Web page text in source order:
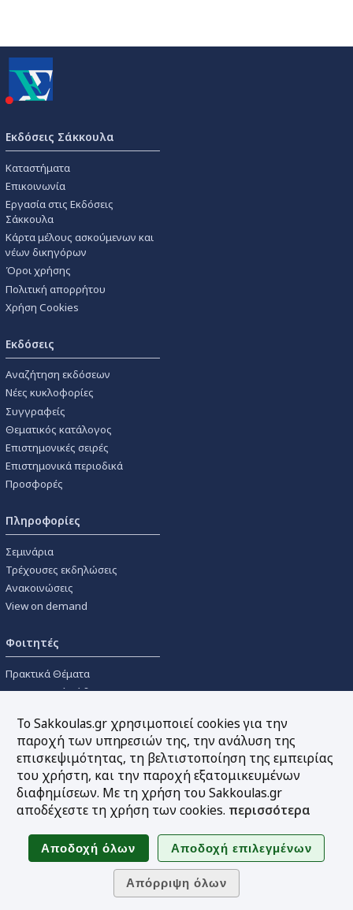
Εκδόσεις Σάκκουλα
Καταστήματα
Επικοινωνία
Εργασία στις Εκδόσεις
Σάκκουλα
Κάρτα μέλους ασκούμενων και
νέων δικηγόρων
Όροι χρήσης
Πολιτική απορρήτου
Χρήση Cookies
Εκδόσεις
Αναζήτηση εκδόσεων
Νέες κυκλοφορίες
Συγγραφείς
Θεματικός κατάλογος
Επιστημονικές σειρές
Επιστημονικά περιοδικά
Προσφορές
Πληροφορίες
Σεμινάρια
Τρέχουσες εκδηλώσεις
Ανακοινώσεις
View on demand
Φοιτητές
Πρακτικά Θέματα
Οικονομικοί Κώδικες
Συγγραμμάτων
Εργαλεία
Online υπολογισμός τόκων
Υπηρεσία Ηλεκτρονικής
Sitemap
Ακολουθήστε μας
Το Sakkoulas.gr χρησιμοποιεί cookies για την
παροχή των υπηρεσιών της, την ανάλυση της
επισκεψιμότητας, τη βελτιστοποίηση της εμπειρίας
του χρήστη, και την παροχή εξατομικευμένων
διαφημίσεων. Με τη χρήση του Sakkoulas.gr
αποδέχεστε τη χρήση των cookies. περισσότερα